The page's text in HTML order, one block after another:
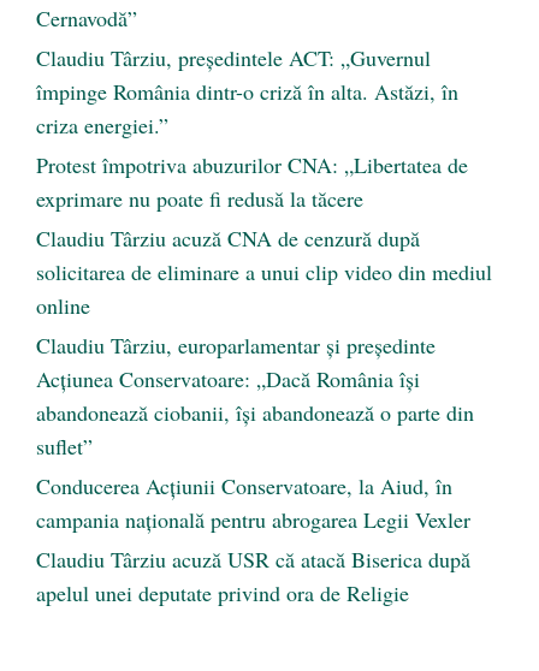
Cernavodă”
Claudiu Târziu, președintele ACT: „Guvernul
împinge România dintr-o criză în alta. Astăzi, în
criza energiei.”
Protest împotriva abuzurilor CNA: „Libertatea de
exprimare nu poate fi redusă la tăcere
Claudiu Târziu acuză CNA de cenzură după
solicitarea de eliminare a unui clip video din mediul
online
Claudiu Târziu, europarlamentar și președinte
Acțiunea Conservatoare: „Dacă România își
abandonează ciobanii, își abandonează o parte din
suflet”
Conducerea Acțiunii Conservatoare, la Aiud, în
campania națională pentru abrogarea Legii Vexler
Claudiu Târziu acuză USR că atacă Biserica după
apelul unei deputate privind ora de Religie